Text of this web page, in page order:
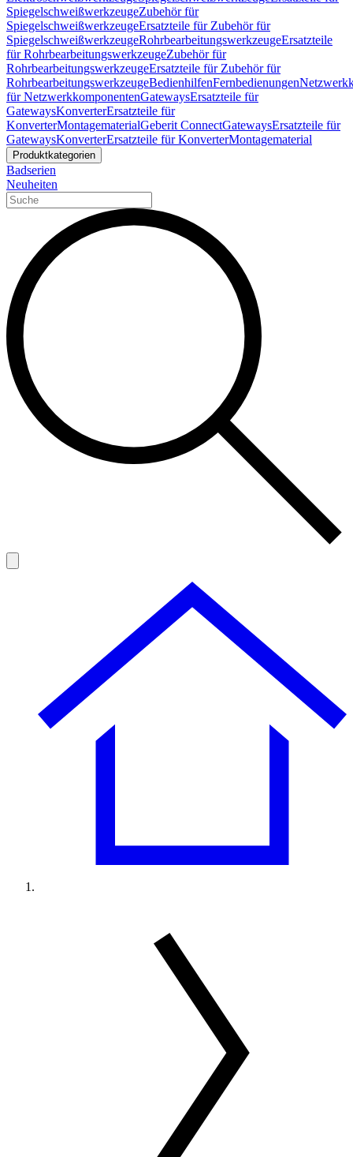
SpiegelschweißwerkzeugeZubehör für
SpiegelschweißwerkzeugeErsatzteile für Zubehör für
SpiegelschweißwerkzeugeRohrbearbeitungswerkzeugeErsatzteile
für RohrbearbeitungswerkzeugeZubehör für
RohrbearbeitungswerkzeugeErsatzteile für Zubehör für
RohrbearbeitungswerkzeugeBedienhilfenFernbedienungen
für NetzwerkkomponentenGatewaysErsatzteile für
GatewaysKonverterErsatzteile für
KonverterMontagematerialGeberit ConnectGatewaysErsatzteile für
GatewaysKonverterErsatzteile für KonverterMontagematerial
Produktkategorien
Badserien
Neuheiten